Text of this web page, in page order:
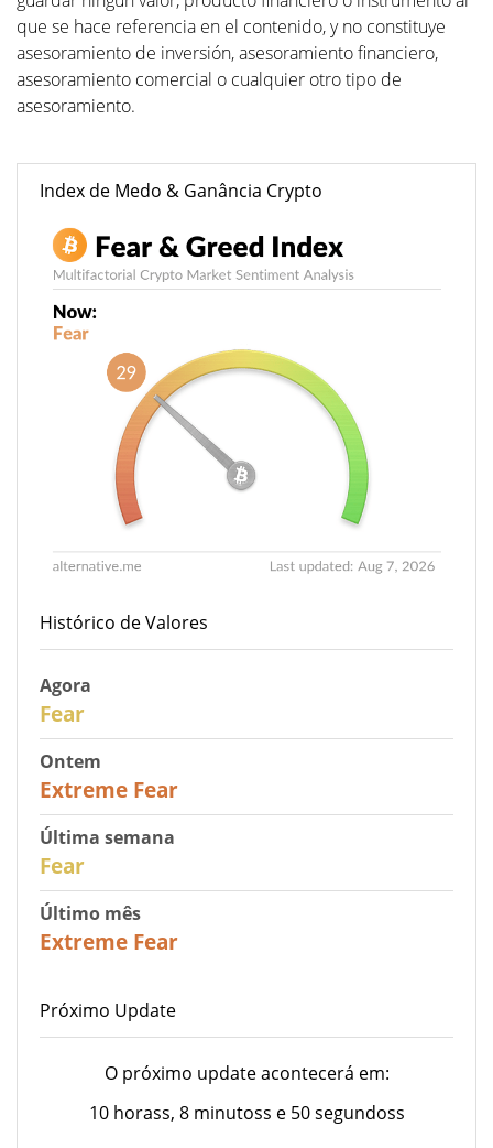
que se hace referencia en el contenido, y no constituye
asesoramiento de inversión, asesoramiento financiero,
asesoramiento comercial o cualquier otro tipo de
asesoramiento.
Index de Medo & Ganância Crypto
Histórico de Valores
Agora
Fear
Ontem
Extreme Fear
Última semana
Fear
Último mês
Extreme Fear
Próximo Update
O próximo update acontecerá em:
10 horass, 8 minutoss e 50 segundoss